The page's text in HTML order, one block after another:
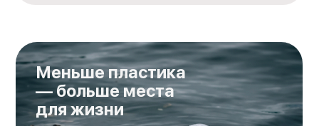
Меньше пластика
— больше места
для жизни